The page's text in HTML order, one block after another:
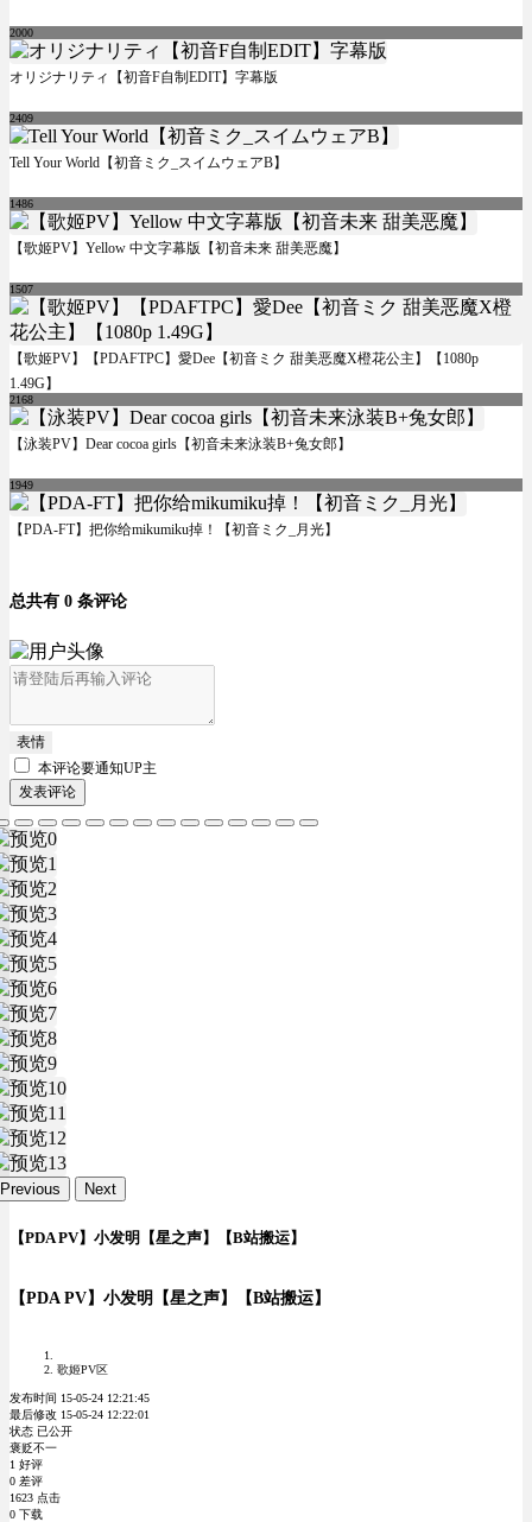
2000
オリジナリティ【初音F自制EDIT】字幕版
2409
Tell Your World【初音ミク_スイムウェアB】
1486
【歌姬PV】Yellow 中文字幕版【初音未来 甜美恶魔】
1507
【歌姬PV】【PDAFTPC】愛Dee【初音ミク 甜美恶魔X橙花公主】【1080p
1.49G】
2168
【泳装PV】Dear cocoa girls【初音未来泳装B+兔女郎】
1949
【PDA-FT】把你给mikumiku掉！【初音ミク_月光】
总共有 0 条评论
表情
本评论要通知UP主
发表评论
Previous Next
【PDA PV】小发明【星之声】【B站搬运】
【PDA PV】小发明【星之声】【B站搬运】
歌姬PV区
发布时间 15-05-24 12:21:45
最后修改 15-05-24 12:22:01
状态 已公开
褒贬不一
1 好评
0 差评
1623 点击
0 下载